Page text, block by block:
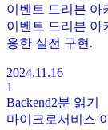
이벤트 드리븐
이벤트 드리븐 아
용한 실전 구현.
2024.11.16
1
Backend2분 읽기
마이크로서비스